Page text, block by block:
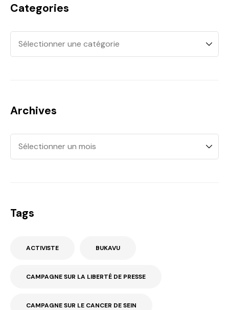
Categories
Archives
Tags
ACTIVISTE BUKAVU
CAMPAGNE SUR LA LIBERTÉ DE PRESSE
CAMPAGNE SUR LE CANCER DE SEIN